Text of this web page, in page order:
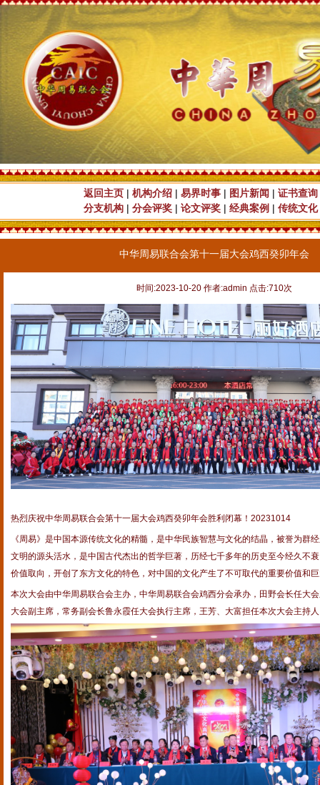
返回主页 | 机构介绍 | 易界时事 | 图片新闻 | 证书查询
分支机构 | 分会评奖 | 论文评奖 | 经典案例 | 传统文化
中华周易联合会第十一届大会鸡西癸卯年会
时间:2023-10-20 作者:admin 点击:710次
热烈庆祝中华周易联合会第十一届大会鸡西癸卯年会胜利闭幕！20231014
《周易》是中国本源传统文化的精髓，是中华民族智慧与文化的结晶，被誉为群
文明的源头活水，是中国古代杰出的哲学巨著，历经七千多年的历史至今经久不
价值取向，开创了东方文化的特色，对中国的文化产生了不可取代的重要价值和
本次大会由中华周易联合会主办，中华周易联合会鸡西分会承办，田野会长任大
大会副 主席，常务副会长鲁永霞任大会执行主席，王芳、大富担任本次大会主持